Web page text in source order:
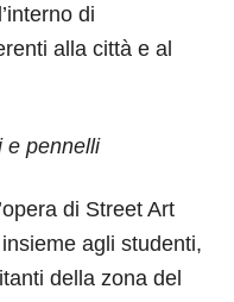
di
alla città e al
e pennelli
di Street Art
agli studenti,
della zona del